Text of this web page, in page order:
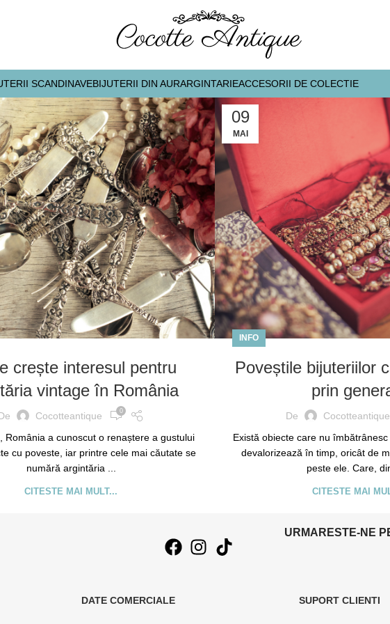
SCANDINAVEBIJUTERII DIN AURARGINTARIEACCESORII DE COLECTIE
crește interesul pentru
vintage în România
Cocotteantique 0
România a cunoscut o renaștere a gustului
cu poveste, iar printre cele mai căutate se
numără argintăria ...
CITESTE MAI MULT...
09
MAI
INFO
Poveștile bijuteriilor
prin
De Cocotteantique
Există obiecte care nu
devalorizează în timp, oricât de
peste ele. Care,
CITESTE MAI
URMARESTE-NE
DATE COMERCIALE SUPORT CLIENTI